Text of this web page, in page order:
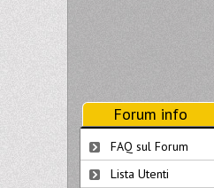
Forum info
FAQ sul Forum
Lista Utenti